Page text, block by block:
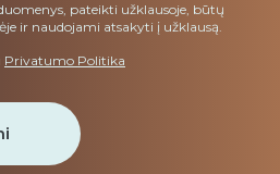
pateikti užklausoje, būtų
ir naudojami atsakyti į užklausą.
Privatumo Politika